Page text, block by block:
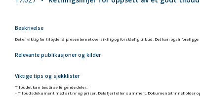
Beskrivelse
Det er viktig for tilbyder å presentere et oversiktlig og forståelig tilbud. Det kan også
Relevante publikasjoner og kilder
Viktige tips og sjekklister
Tilbudet kan bestå av følgende deler:
– Tilbudsdokument med art.nr og priser. Detaljert eller summert. Dokumentet inneholder